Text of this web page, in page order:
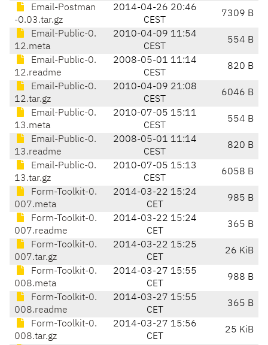
Email-Postman
-0.03.tar.gz
2014-04-26 20:46
CEST
7309 B
Email-Public-0.
12.meta
2010-04-09 11:54
CEST
554 B
Email-Public-0.
12.readme
2008-05-01 11:14
CEST
820 B
Email-Public-0.
12.tar.gz
2010-04-09 21:08
CEST
6046 B
Email-Public-0.
13.meta
2010-07-05 15:11
CEST
554 B
Email-Public-0.
13.readme
2008-05-01 11:14
CEST
820 B
Email-Public-0.
13.tar.gz
2010-07-05 15:13
CEST
6058 B
Form-Toolkit-0.
007.meta
2014-03-22 15:24
CET
985 B
Form-Toolkit-0.
007.readme
2014-03-22 15:24
CET
365 B
Form-Toolkit-0.
007.tar.gz
2014-03-22 15:25
CET
26 KiB
Form-Toolkit-0.
008.meta
2014-03-27 15:55
CET
988 B
Form-Toolkit-0.
008.readme
2014-03-27 15:55
CET
365 B
Form-Toolkit-0.
008.tar.gz
2014-03-27 15:56
CET
25 KiB